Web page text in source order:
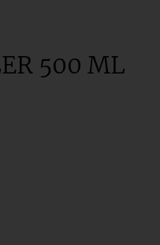
500 ML